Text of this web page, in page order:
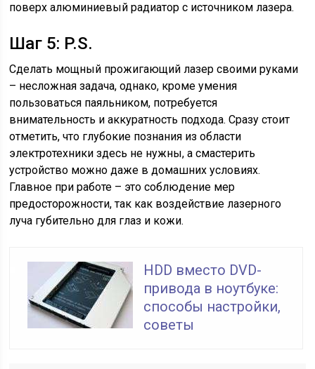
поверх алюминиевый радиатор с источником лазера.
Шаг 5: P.S.
Сделать мощный прожигающий лазер своими руками
– несложная задача, однако, кроме умения
пользоваться паяльником, потребуется
внимательность и аккуратность подхода. Сразу стоит
отметить, что глубокие познания из области
электротехники здесь не нужны, а смастерить
устройство можно даже в домашних условиях.
Главное при работе – это соблюдение мер
предосторожности, так как воздействие лазерного
луча губительно для глаз и кожи.
HDD вместо DVD-
привода в ноутбуке:
способы настройки,
советы